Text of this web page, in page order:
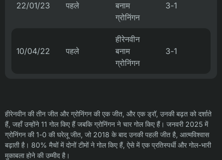
22/01/23 पहले
बनाम
ग्रोनिंगन
3-1
10/04/22 पहले
हीरेनवीन
बनाम
ग्रोनिंगन
3-1
हीरेनवीन की तीन जीत और ग्रोनिंगन की एक जीत, और एक ड्रॉ, उनकी बढ़त को दर्शाते
हैं, जहाँ उन्होंने 11 गोल किए हैं जबकि ग्रोनिंगन ने चार गोल किए हैं। जनवरी 2025 में
ग्रोनिंगन की 1-0 की घरेलू जीत, जो 2018 के बाद उनकी पहली जीत है, आत्मविश्वास
बढ़ाती है। 80% मैचों में दोनों टीमों ने गोल किए हैं, ऐसे में एक प्रतिस्पर्धी और गोल-भारी
मुकाबला होने की उम्मीद है।